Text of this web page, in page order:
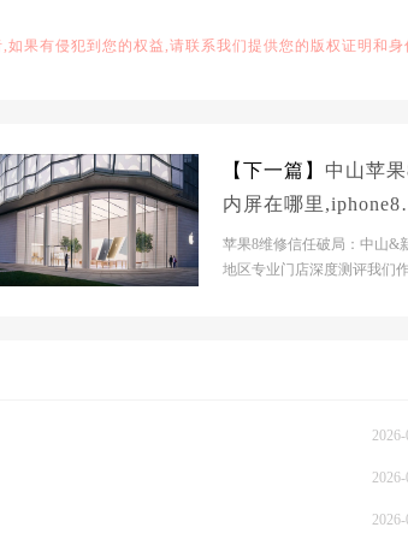
果有侵犯到您的权益,请联系我们提供您的版权证明和身
【下一篇】 中山苹
内屏在哪里,iphone8
外屏新乡
苹果8维修信任破局：中山&
地区专业门店深度测评我们
2026-
2026-
2026-